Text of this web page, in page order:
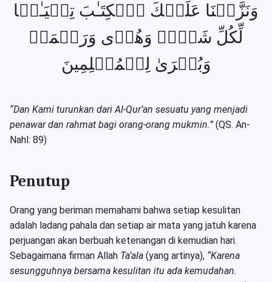
وَنَزَّلۡنَا عَلَیۡكَ ٱلۡكِتَـٰبَ تِبۡیَـٰنࣰا
لِّكُلِّ شَیۡءࣲ وَهُدࣰى وَرَحۡمَةࣰ
وَبُشۡرَىٰ لِلۡمُسۡلِمِینَ
“Dan Kami turunkan dari Al-Qur’an sesuatu yang menjadi
penawar dan rahmat bagi orang-orang mukmin.” (QS. An-
Nahl: 89)
Penutup
Orang yang beriman memahami bahwa setiap kesulitan
adalah ladang pahala dan setiap air mata yang jatuh karena
perjuangan akan berbuah ketenangan di kemudian hari.
Sebagaimana firman Allah Ta’ala (yang artinya), “Karena
sesungguhnya bersama kesulitan itu ada kemudahan.